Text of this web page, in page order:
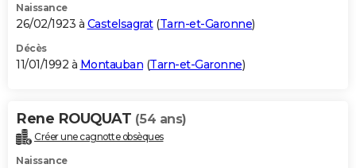
Naissance
26/02/1923 à Castelsagrat(Tarn-et-Garonne)
Décès
11/01/1992 à Montauban (Tarn-et-Garonne)
Rene ROUQUAT (54 ans)
Créer une cagnotte obsèques
Naissance